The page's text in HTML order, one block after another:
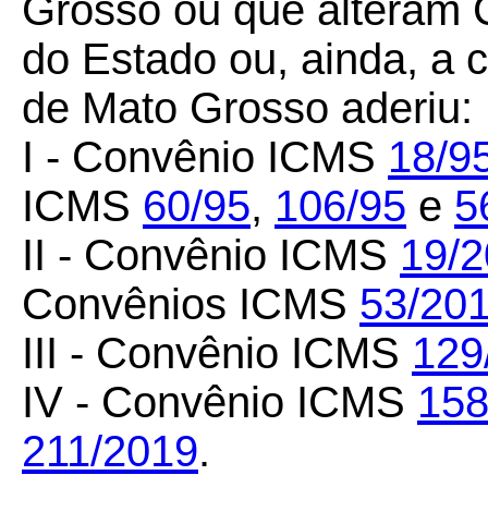
Grosso ou que alteram
do Estado ou, ainda, a
de Mato Grosso aderiu:
I - Convênio ICMS 18/
ICMS 60/95, 106/95 e
II - Convênio ICMS 19/
Convênios ICMS 53/
III - Convênio ICMS
IV - Convênio ICMS
211/2019.